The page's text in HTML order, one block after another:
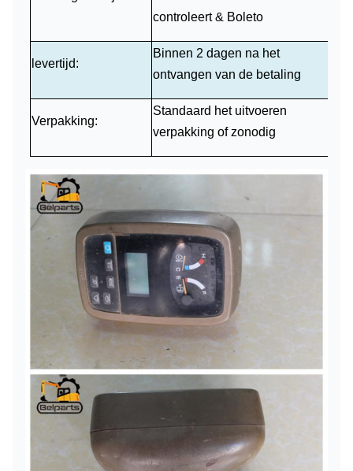
controleert& Boleto
levertijd:
Binnen 2 dagen na het
ontvangen van de betaling
Verpakking:
Standaard het uitvoeren
verpakking of zonodig